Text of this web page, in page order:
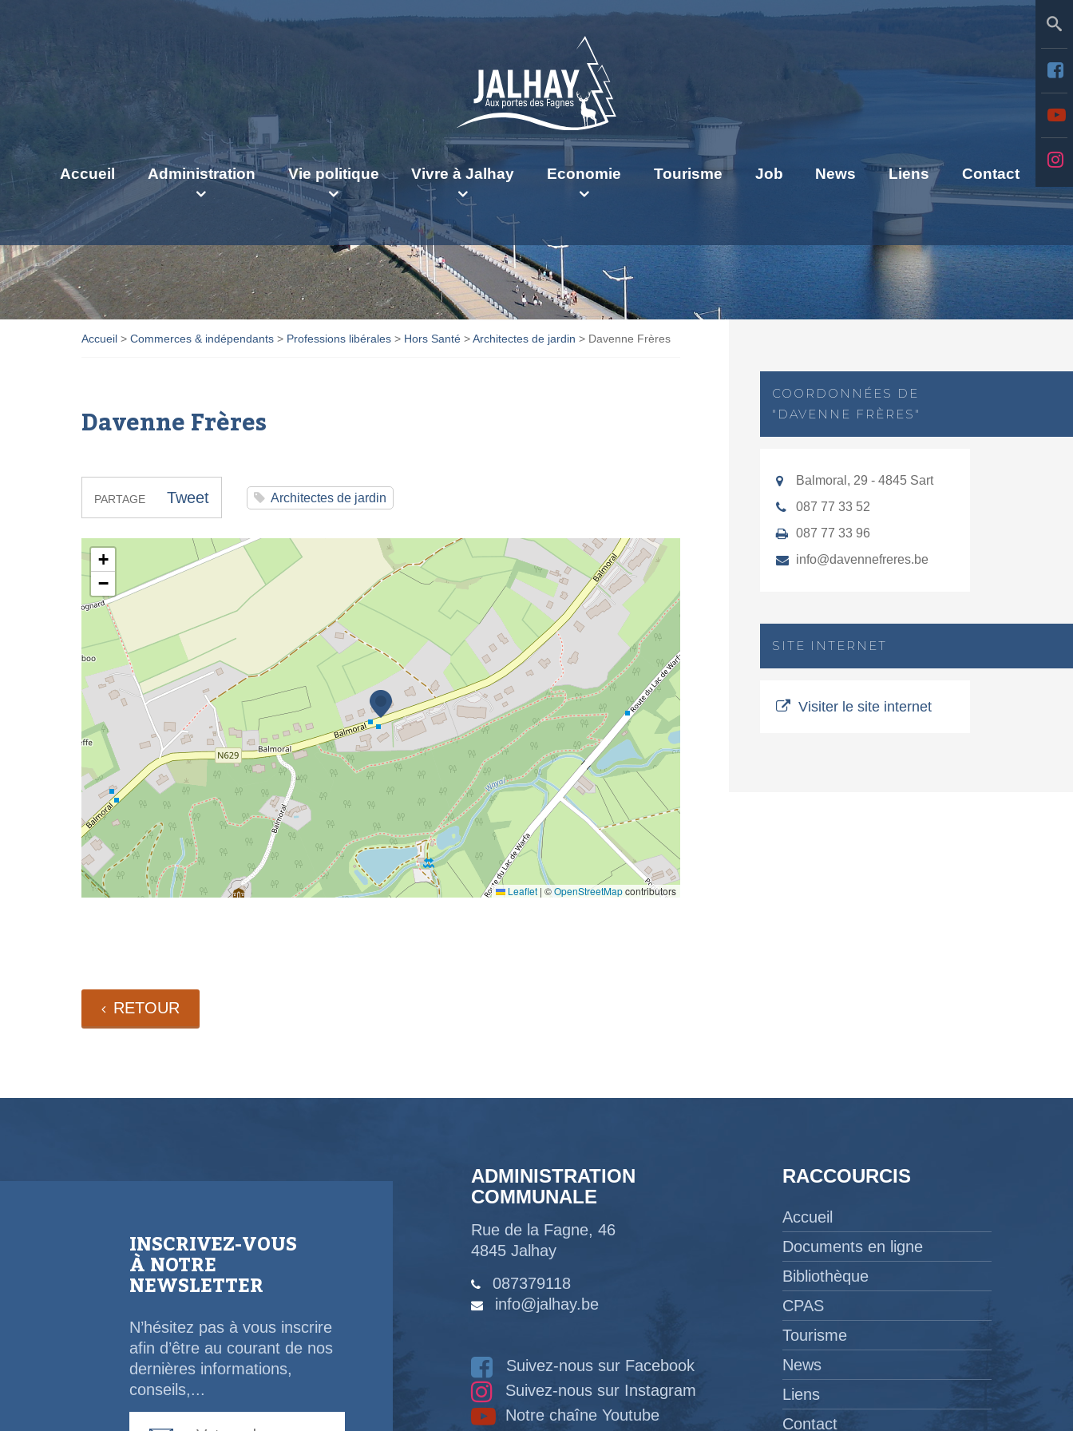
Accueil Administration Vie politique Vivre à Jalhay Economie Tourisme Job News Liens Contact
Accueil > Commerces & indépendants > Professions libérales > Hors Santé >Architectes de jardin > Davenne Frères
Davenne Frères
PARTAGE Tweet Architectes de jardin
Davenne Frères
+
−
Leaflet | ©OpenStreetMapcontributors
RETOUR
COORDONNÉES DE
"DAVENNE FRÈRES"
Balmoral, 29 - 4845 Sart
087 77 33 52
087 77 33 96
info@davennefreres.be
SITE INTERNET
Visiter le site internet
INSCRIVEZ-VOUS
À NOTRE
NEWSLETTER
N’hésitez pas à vous inscrire
afin d’être au courant de nos
dernières informations,
conseils,...
ADMINISTRATION
COMMUNALE
Rue de la Fagne, 46
4845 Jalhay
087379118
info@jalhay.be
Suivez-nous sur Facebook
Suivez-nous sur Instagram
Notre chaîne Youtube
RACCOURCIS
Accueil
Documents en ligne
Bibliothèque
CPAS
Tourisme
News
Liens
Contact